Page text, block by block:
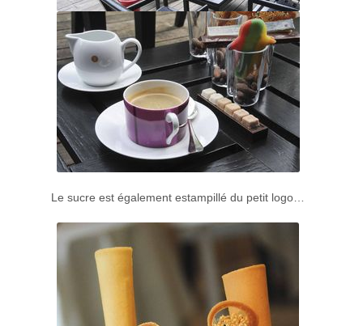
Le sucre est également estampillé du petit logo…